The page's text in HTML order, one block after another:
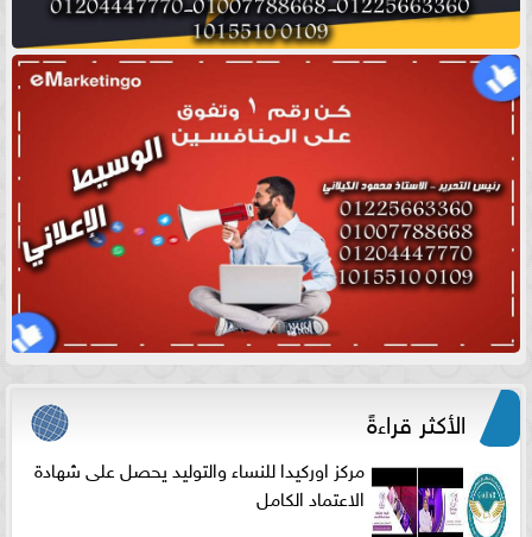
الأكثر قراءةً
مركز اوركيدا للنساء والتوليد يحصل على شهادة
الاعتماد الكامل